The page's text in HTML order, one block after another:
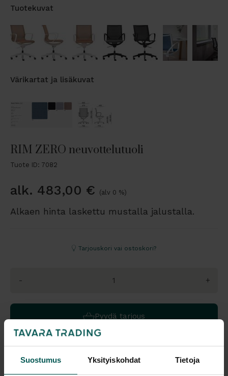
Suostumus Yksityiskohdat Tietoja
Tuotekuvat
Värikartat ja lisäkuvat
RIM ZERO neuvottelutuoli
Tuote ID: 7082
alk. 483,00 € (alv 0 %)
Alkaen hinta laskettu mustalla jalustalla.
Tarjouskori vai ostoskori?
- +
Pyydä tarjous
Saatavuus